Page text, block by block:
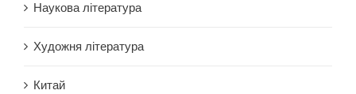
Наукова література
Художня література
Китай